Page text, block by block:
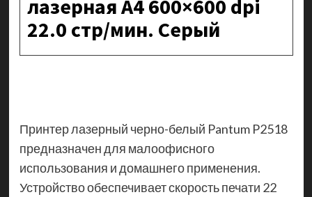
лазерная A4 600×600 dpi
22.0 стр/мин. Серый
Принтер лазерный черно-белый Pantum P2518
предназначен для малоофисного
использования и домашнего применения.
Устройство обеспечивает скорость печати 22